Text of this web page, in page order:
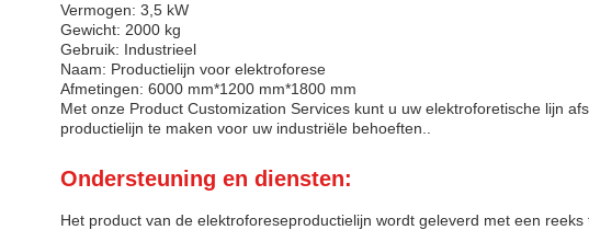
Vermogen: 3,5 kW
Gewicht: 2000 kg
Gebruik: Industrieel
Naam: Productielijn voor elektroforese
Afmetingen: 6000 mm*1200 mm*1800 mm
Met onze Product Customization Services kunt u uw elektroforetische lijn
productielijn te maken voor uw industriële behoeften..
Ondersteuning en diensten:
Het product van de elektroforeseproductielijn wordt geleverd met een